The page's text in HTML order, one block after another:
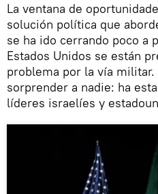
La ventana de
solución política que
se ha ido cerrando poco a
Estados Unidos se están
problema por la vía militar.
sorprender a nadie: ha
líderes israelíes y